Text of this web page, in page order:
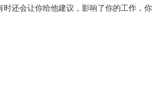
还会让你给他建议，影响了你的工作，